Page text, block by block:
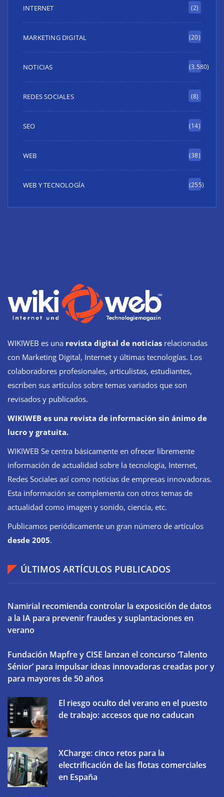
INTERNET (2)
MARKETING DIGITAL (20)
NOTICIAS (3.580)
REDES SOCIALES (8)
SEO (14)
WEB (38)
WEB Y TECNOLOGÍA (255)
WIKIWEB es una revista digital de noticias relacionadas
con Marketing Digital, Internet y últimas tecnologías. Los
colaboradores profesionales, articulistas, estudiantes,
escriben sus artículos sobre temas variados que son
revisados y publicados.
WIKIWEB es una revista de información sin ánimo de
lucro y gratuita.
WIKIWEB Se centra básicamente en ofrecer libremente
información de actualidad sobre la tecnología, Internet,
Redes Sociales así como noticias de empresas innovadoras.
Esta información se complementa con otros temas de
actualidad como imagen y sonido, ciencia, etc.
Publicamos periódicamente un gran número de artículos
desde 2005.
ÚLTIMOS ARTÍCULOS PUBLICADOS
Namirial recomienda controlar la exposición de datos
a la IA para prevenir fraudes y suplantaciones en
verano
Fundación Mapfre y CISE lanzan el concurso ‘Talento
Sénior’ para impulsar ideas innovadoras creadas por y
para mayores de 50 años
El riesgo oculto del verano en el puesto
de trabajo: accesos que no caducan
XCharge: cinco retos para la
electrificación de las flotas comerciales
en España